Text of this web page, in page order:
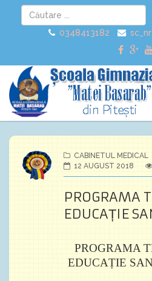
0348413182
CABINETUL MEDICAL
12 AUGUST 2018
PROGRAMA
EDUCAȚIE
PROGRAMA
EDUCAȚIE